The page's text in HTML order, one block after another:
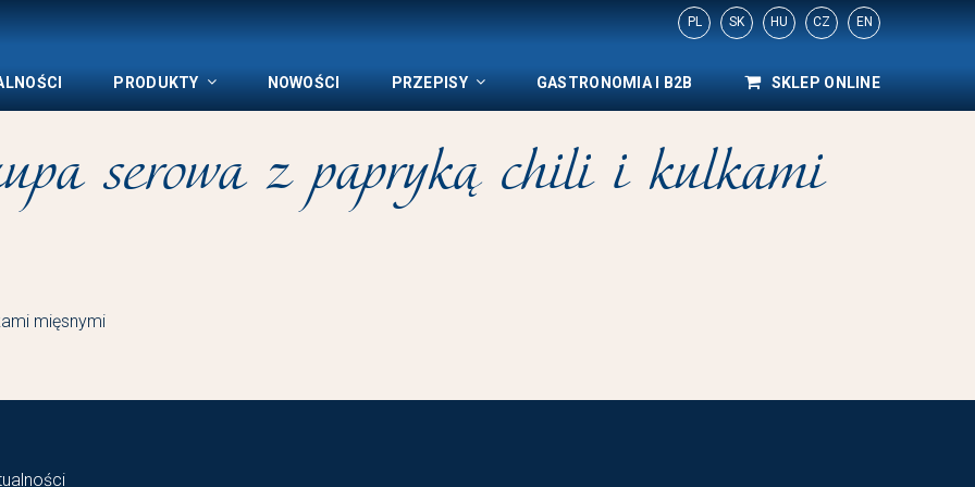
PL SK HU CZ EN
PRODUKTY NOWOŚCI PRZEPISY GASTRONOMIA I B2B SKLEP ONLINE
serowa z papryką chili i kulkami